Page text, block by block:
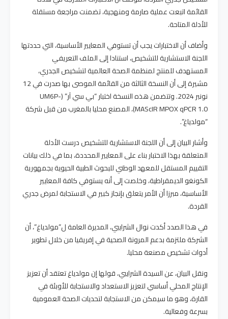
القائمة اتبعت عملية صارمة ومنهجية، تضمنت مراجعة مستقلة
للأدلة المتاحة.
وأضاف أن الاختبارات يجب أن تستوفي المعايير الأساسية، التي حددتها
اللجنة الاستشارية للتشخيص، استنادا إلى الملف التعريفي
المستهدف للمنتج لمنظمة الصحة العالمية لتشخيص الجدري،
مشيرة إلى أن النسخة الثالثة من القائمة الموصى بها صدرت في 12
نونبر 2024. وتتضمن هذه النسخة اختبار “بي سي آر” (UM6P-
MAScIR MPOX qPCR 1.0)، المصنع محليا بالمغرب من قبل شركة
“مولدياغ”.
وأشار البيان إلى أن اللجنة الاستشارية للتشخيص درست الأدلة
المتعلقة بهذا الاختبار بناء على المعايير المحددة، بما في ذلك بيانات
التقييم المستقل للمعهد الوطني للبحوث الطبية الحيوية بجمهورية
الكونغو الديمقراطية، وخلصت إلى أنه يستوفي كافة المعايير
الأساسية، مبرزا أن الأمر يتعلق بإنجاز كبير في الاستجابة لمرض جدري
القردة.
في هذا الصدد أكدت نوال الشرايبي، المديرة العامة ل”مولدياغ”، أن
الشركة ملتزمة بدعم المرونة الصحية في إفريقيا من خلال تطوير
أدوات تشخيص مصنعة محليا.
ونقل البيان، عن السيدة الشرايبي، قولها إن مولدياغ تعتقد أن تعزيز
الإنتاج المحلي أساسي لتعزيز الاستعداد والاستجابة للأوبئة في
القارة، وهو ما سيمكن من الاستجابة لتحديات الصحة العمومية
بسرعة وفعالية.